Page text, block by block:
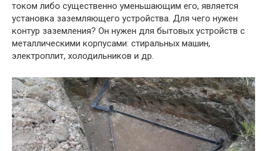
током либо существенно уменьшающим его, является
установка заземляющего устройства. Для чего нужен
контур заземления? Он нужен для бытовых устройств с
металлическими корпусами: стиральных машин,
электроплит, холодильников и др.